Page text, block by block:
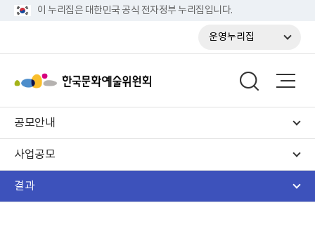
이 누리집은 대한민국 공식 전자정부 누리집입니다.
운영누리집
공모안내
사업공모
결과